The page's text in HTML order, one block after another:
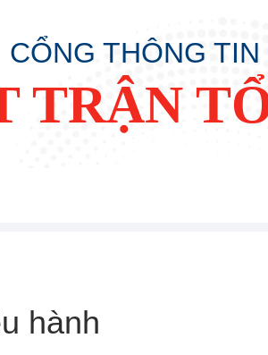
CỔNG THÔNG
TRẬN
hành